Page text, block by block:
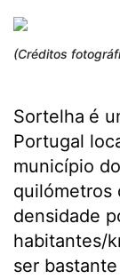
(Créditos
Sortelha é
Portugal
município
quilómetros
densidade
habitantes/
ser